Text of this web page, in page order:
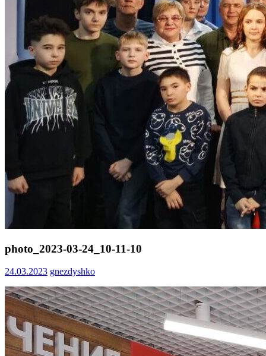
photo_2023-03-24_10-11-10
24.03.2023 gnezdyshko